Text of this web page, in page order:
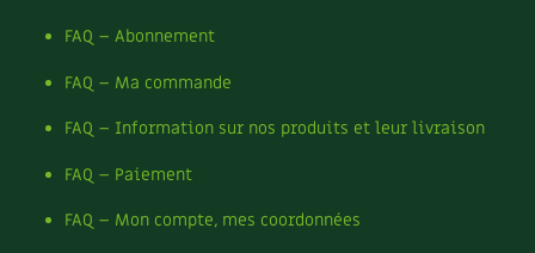
FAQ – Abonnement
FAQ – Ma commande
FAQ – Information sur nos produits et leur livraison
FAQ – Paiement
FAQ – Mon compte, mes coordonnées